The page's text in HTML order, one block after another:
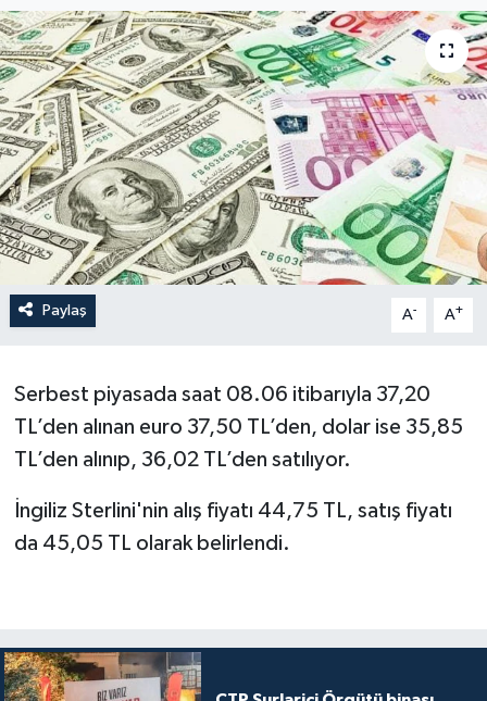
Paylaş A- A+
Serbest piyasada saat 08.06 itibarıyla 37,20
TL’den alınan euro 37,50 TL’den, dolar ise 35,85
TL’den alınıp, 36,02 TL’den satılıyor.
İngiliz Sterlini'nin alış fiyatı 44,75 TL, satış fiyatı
da 45,05 TL olarak belirlendi.